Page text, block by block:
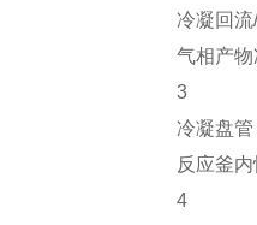
冷凝回
气相产
3
冷凝盘管
反应釜
4